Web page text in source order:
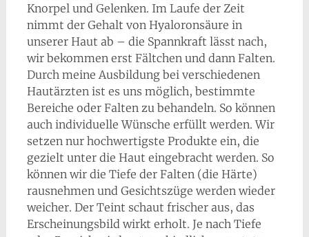
Knorpel und Gelenken. Im Laufe der Zeit
nimmt der Gehalt von Hyaloronsäure in
unserer Haut ab – die Spannkraft lässt nach,
wir bekommen erst Fältchen und dann Falten.
Durch meine Ausbildung bei verschiedenen
Hautärzten ist es uns möglich, bestimmte
Bereiche oder Falten zu behandeln. So können
auch individuelle Wünsche erfüllt werden. Wir
setzen nur hochwertigste Produkte ein, die
gezielt unter die Haut eingebracht werden. So
können wir die Tiefe der Falten (die Härte)
rausnehmen und Gesichtszüge werden wieder
weicher. Der Teint schaut frischer aus, das
Erscheinungsbild wirkt erholt. Je nach Tiefe